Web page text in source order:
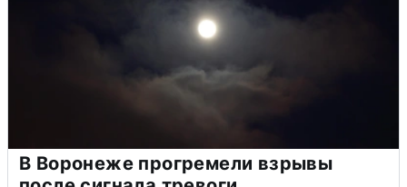
В Воронеже прогремели взрывы